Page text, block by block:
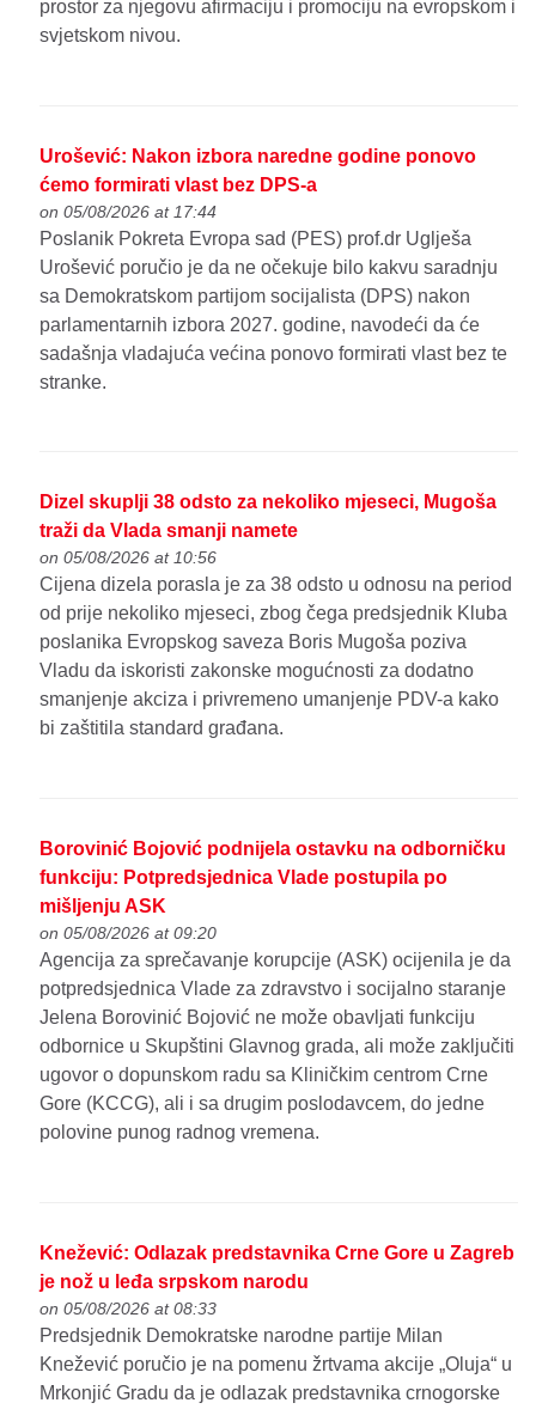
prostor za njegovu afirmaciju i promociju na evropskom i
svjetskom nivou.
Urošević: Nakon izbora naredne godine ponovo
ćemo formirati vlast bez DPS-a
on 05/08/2026 at 17:44
Poslanik Pokreta Evropa sad (PES) prof.dr Uglješa
Urošević poručio je da ne očekuje bilo kakvu saradnju
sa Demokratskom partijom socijalista (DPS) nakon
parlamentarnih izbora 2027. godine, navodeći da će
sadašnja vladajuća većina ponovo formirati vlast bez te
stranke.
Dizel skuplji 38 odsto za nekoliko mjeseci, Mugoša
traži da Vlada smanji namete
on 05/08/2026 at 10:56
Cijena dizela porasla je za 38 odsto u odnosu na period
od prije nekoliko mjeseci, zbog čega predsjednik Kluba
poslanika Evropskog saveza Boris Mugoša poziva
Vladu da iskoristi zakonske mogućnosti za dodatno
smanjenje akciza i privremeno umanjenje PDV-a kako
bi zaštitila standard građana.
Borovinić Bojović podnijela ostavku na odborničku
funkciju: Potpredsjednica Vlade postupila po
mišljenju ASK
on 05/08/2026 at 09:20
Agencija za sprečavanje korupcije (ASK) ocijenila je da
potpredsjednica Vlade za zdravstvo i socijalno staranje
Jelena Borovinić Bojović ne može obavljati funkciju
odbornice u Skupštini Glavnog grada, ali može zaključiti
ugovor o dopunskom radu sa Kliničkim centrom Crne
Gore (KCCG), ali i sa drugim poslodavcem, do jedne
polovine punog radnog vremena.
Knežević: Odlazak predstavnika Crne Gore u Zagreb
je nož u leđa srpskom narodu
on 05/08/2026 at 08:33
Predsjednik Demokratske narodne partije Milan
Knežević poručio je na pomenu žrtvama akcije „Oluja“ u
Mrkonjić Gradu da je odlazak predstavnika crnogorske